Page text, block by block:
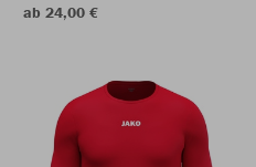
ab 24,00 €